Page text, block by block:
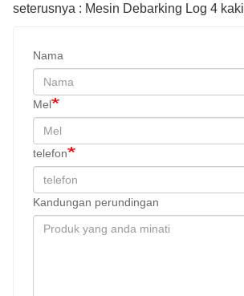
seterusnya : Mesin Debarking Log 4 kaki
Nama
Mel
telefon
Kandungan perundingan